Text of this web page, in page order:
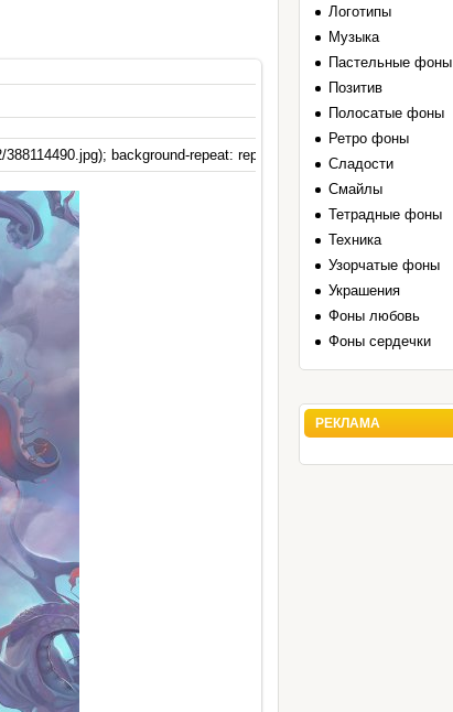
Логотипы
Музыка
Пастельные фоны
Позитив
Полосатые фоны
Ретро фоны
Сладости
Смайлы
Тетрадные фоны
Техника
Узорчатые фоны
Украшения
Фоны любовь
Фоны сердечки
РЕКЛАМА